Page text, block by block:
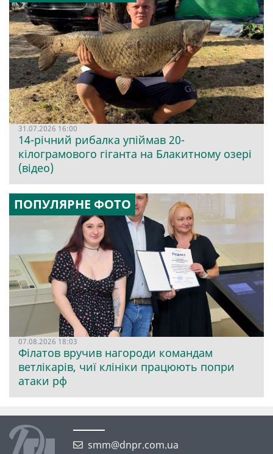
31.07.2026 16:00
14-річний рибалка упіймав 20-
кілограмового гіганта на Блакитному озері
(відео)
ПОПУЛЯРНЕ ФОТО
07.08.2026 18:03
Філатов вручив нагороди командам
ветлікарів, чиї клініки працюють попри
атаки рф
smm@dnpr.com.ua